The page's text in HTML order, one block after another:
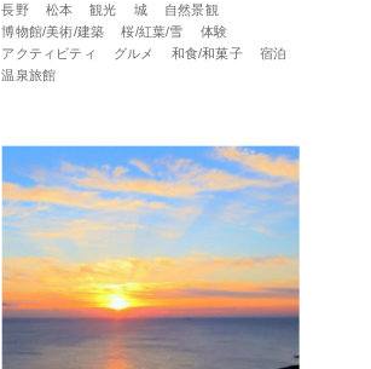
長野 松本 観光 城
自然景観
博物館/美術/建築
桜/紅葉/雪
体験
アクティビティ
グルメ 和食/和菓子
宿泊
温泉旅館